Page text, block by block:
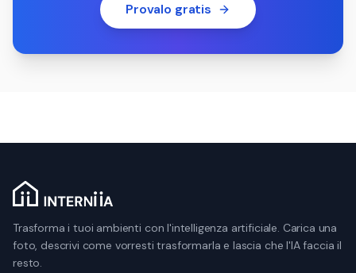
Provalo gratis
Trasforma i tuoi ambienti con l'intelligenza artificiale. Carica una
foto, descrivi come vorresti trasformarla e lascia che l'IA faccia il
resto.